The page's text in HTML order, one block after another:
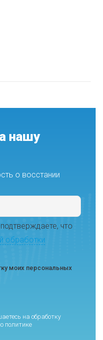
нашу
о восстании
что
обработки
моих персональных
на обработку
политике